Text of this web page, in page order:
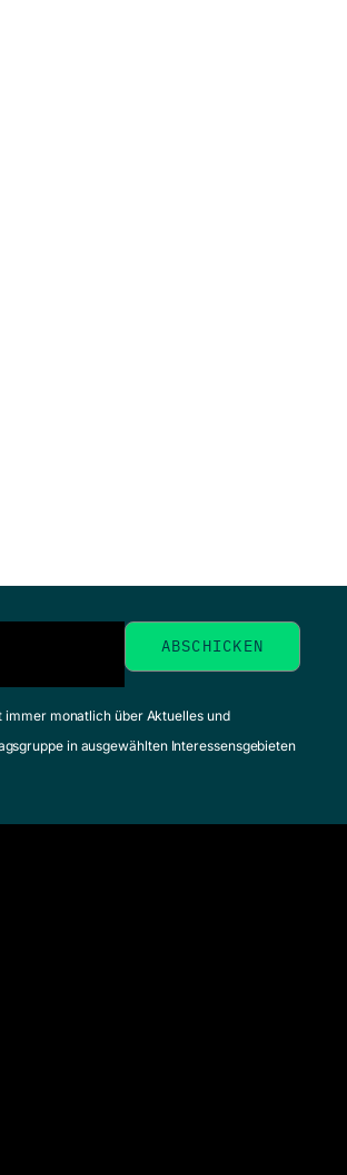
monatlich über Aktuelles und
in ausgewählten Interessensgebieten